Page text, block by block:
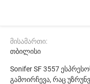
მისამართი:
თბილისი
Sonifer SF 3557
გამოირჩევა, რაც